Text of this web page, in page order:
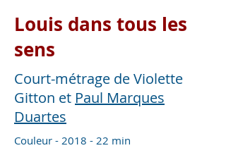
Louis dans tous les
sens
Court-métrage de Violette
Gitton et Paul Marques
Duartes
Couleur - 2018 - 22 min